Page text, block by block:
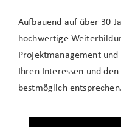
Aufbauend auf über 30
hochwertige
Projektmanagement
Ihren Interessen und
bestmöglich entsprechen.